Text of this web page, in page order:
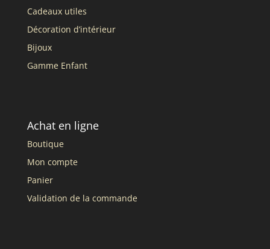
Cadeaux utiles
Décoration d’intérieur
Bijoux
Gamme Enfant
Achat en ligne
Boutique
Mon compte
Panier
Validation de la commande